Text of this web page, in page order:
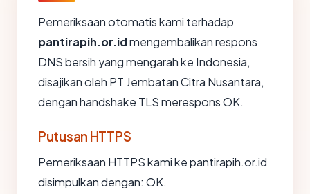
Pemeriksaan otomatis kami terhadap
pantirapih.or.idmengembalikan respons
DNS bersih yang mengarah ke Indonesia,
disajikan oleh PT Jembatan Citra Nusantara,
dengan handshake TLS merespons OK.
Putusan HTTPS
Pemeriksaan HTTPS kami ke pantirapih.or.id
disimpulkan dengan: OK.